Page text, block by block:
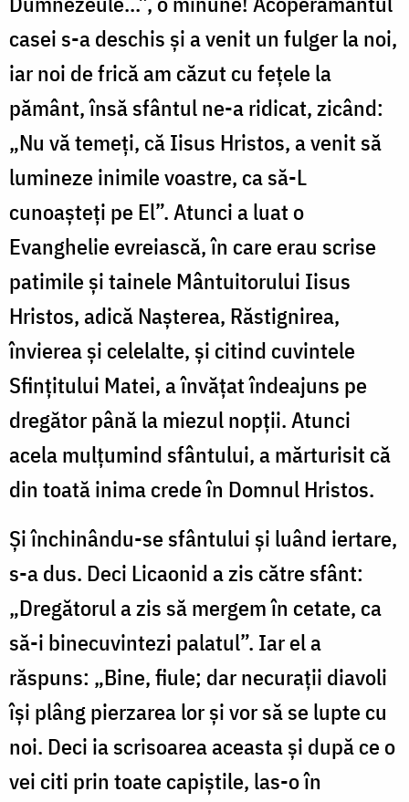
casei s-a deschis și a venit un fulger la noi,
iar noi de frică am căzut cu fețele la
pământ, însă sfântul ne-a ridicat, zicând:
„Nu vă temeți, că Iisus Hristos, a venit să
lumineze inimile voastre, ca să-L
cunoașteți pe El”. Atunci a luat o
Evanghelie evreiască, în care erau scrise
patimile și tainele Mântuitorului Iisus
Hristos, adică Nașterea, Răstignirea,
învierea și celelalte, și citind cuvintele
Sfințitului Matei, a învățat îndeajuns pe
dregător până la miezul nopții. Atunci
acela mulțumind sfântului, a mărturisit că
din toată inima crede în Domnul Hristos.
Și închinându-se sfântului și luând iertare,
s-a dus. Deci Licaonid a zis către sfânt:
„Dregătorul a zis să mergem în cetate, ca
să-i binecuvintezi palatul”. Iar el a
răspuns: „Bine, fiule; dar necurații diavoli
își plâng pierzarea lor și vor să se lupte cu
noi. Deci ia scrisoarea aceasta și după ce o
vei citi prin toate capiștile, las-o în